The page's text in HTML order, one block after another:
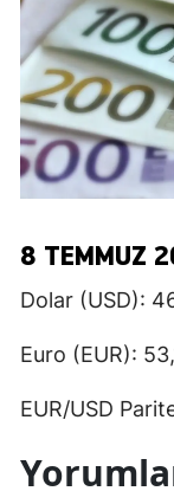
8 TEMMUZ
Dolar (USD):
Euro (EUR):
EUR/USD